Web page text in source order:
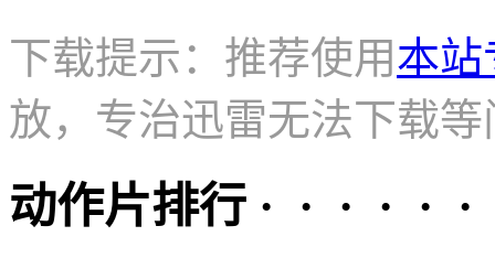
下载提示：推荐使用本站
放，专治迅雷无法下载等
动作片排行 · · · · · ·